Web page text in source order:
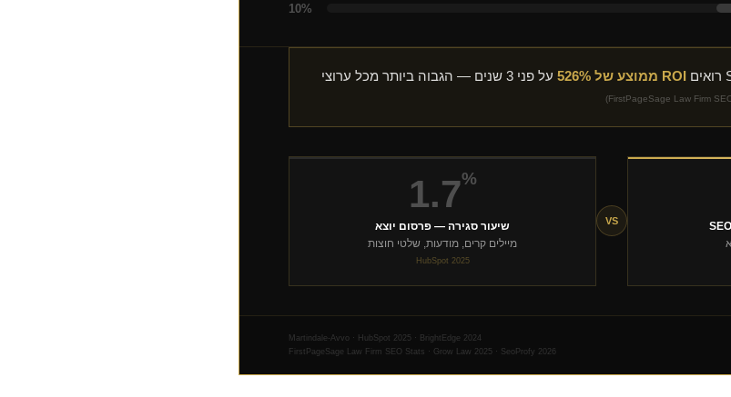
10%
ROI ממוצע של 526%
על פני 3 שנים — הגבוה ביותר מכל ערוצי
VS
1.7%
שיעור סגירה — פרסום יוצא
מיילים קרים, מודעות, שלטי חוצות
HubSpot 2025
Martindale-Avvo · HubSpot 2025 · BrightEdge 2024
FirstPageSage Law Firm SEO Stats · Grow Law 2025 · SeoProfy 2026